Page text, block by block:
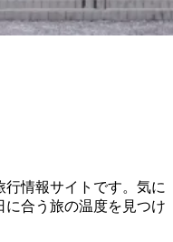
情報サイトです。気に
に合う旅の温度を見つけ